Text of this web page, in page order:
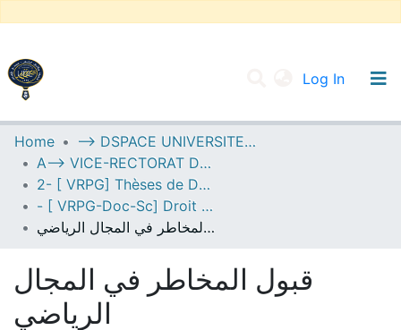
Log In
UNIVERSITY OF D.L SIDI BEL ABBES
Communities & Collections
All of DSpace
Statistics
Home
--> DSPACE UNIVERSITE DJILALLI LIABES DE SIDI BEL ABBES
A--> VICE-RECTORAT DE LA POST-GRADUATION
2- [ VRPG] Thèses de Doctorat en Sciences
- [ VRPG-Doc-Sc] Droit --- قانون
قبول المخاطر في المجال الرياضي
قبول المخاطر في المجال
الرياضي